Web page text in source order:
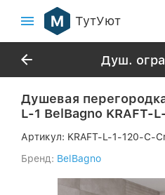
ТутУют
Душ.
Душевая
L-1 BelBagno KRAFT-
Артикул: KRAFT-L-1-120-C-
Бренд: BelBagno